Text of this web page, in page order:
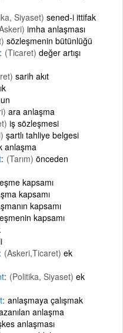
Siyaset) sened-i ittifak
imha anlaşması
sözleşmenin bütünlüğü
(Ticaret) değer artışı
sarih akıt
ara anlaşma
iş sözleşmesi
şartlı tahliye belgesi
anlaşma
(Tarım) önceden
kapsamı
kapsamı
kapsamı
kapsamı
(Askeri,Ticaret) ek
(Politika, Siyaset) ek
anlaşmaya çalışmak
anlaşma
anlaşması